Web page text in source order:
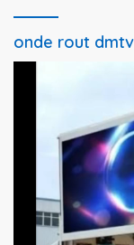
onde rout